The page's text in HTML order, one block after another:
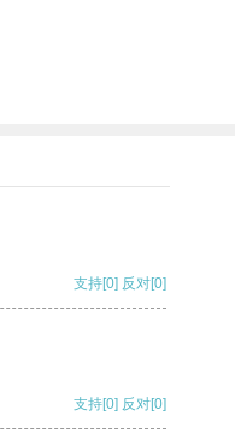
支持[0] 反对[0]
支持[0] 反对[0]